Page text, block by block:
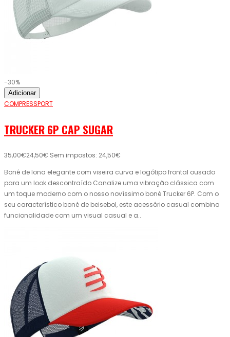
-30%
Adicionar
COMPRESSPORT
TRUCKER 6P CAP SUGAR
35,00€24,50€ Sem impostos: 24,50€
Boné de lona elegante com viseira curva e logótipo frontal ousado
para um look descontraído Canalize uma vibração clássica com
um toque moderno com o nosso novíssimo boné Trucker 6P. Com o
seu característico boné de beisebol, este acessório casual combina
funcionalidade com um visual casual e a..